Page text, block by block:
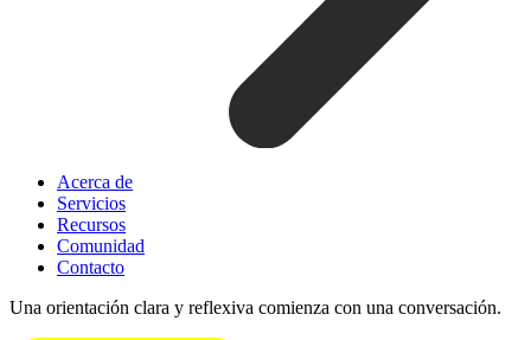
Acerca de
Servicios
Recursos
Comunidad
Contacto
Una orientación clara y reflexiva comienza con una conversación.